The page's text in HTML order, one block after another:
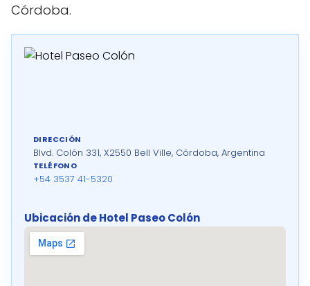
Córdoba.
DIRECCIÓN
Blvd. Colón 331, X2550 Bell Ville, Córdoba, Argentina
TELÉFONO
+54 3537 41-5320
Ubicación de Hotel Paseo Colón